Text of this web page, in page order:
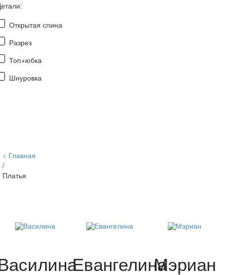
Открытая спина
Разрез
Топ+юбка
Шнуровка
Главная
/
Платья
ЕвангелинаМэриан